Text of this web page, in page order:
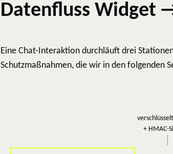
Datenfluss Widget
Eine Chat-Interaktion durchläuft drei
Schutzmaßnahmen, die wir in den folgenden
+ HMAC-